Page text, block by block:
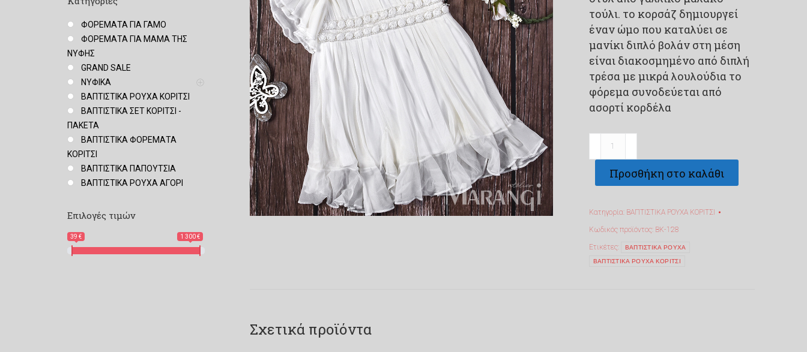
τούλι. το κορσάζ δημιουργεί
έναν ώμο που καταλύει σε
μανίκι διπλό βολάν στη μέση
είναι διακοσμημένο από διπλή
τρέσα με μικρά λουλούδια το
φόρεμα συνοδεύεται από
ασορτί κορδέλα
φορεματάκι
ΒΚ-128
Προσθήκη στο καλάθι
Κατηγορία: ΒΑΠΤΙΣΤΙΚΑ ΡΟΥΧΑ ΚΟΡΙΤΣΙ
Κωδικός προϊόντος: ΒΚ-128
Ετικέτες: ΒΑΠΤΙΣΤΙΚΑ ΡΟΥΧΑ
ΒΑΠΤΙΣΤΙΚΑ ΡΟΥΧΑ ΚΟΡΙΤΣΙ
Σχετικά προϊόντα
ΦΟΡΕΜΑΤΑ ΓΙΑ ΓΑΜΟ
ΦΟΡΕΜΑΤΑ ΓΙΑ ΜΑΜΑ ΤΗΣ
ΝΥΦΗΣ
GRAND SALE
ΝΥΦΙΚΑ
ΒΑΠΤΙΣΤΙΚΑ ΡΟΥΧΑ ΚΟΡΙΤΣΙ
ΒΑΠΤΙΣΤΙΚΑ ΣΕΤ ΚΟΡΙΤΣΙ -
ΠΑΚΕΤΑ
ΒΑΠΤΙΣΤΙΚΑ ΦΟΡΕΜΑΤΑ
ΚΟΡΙΤΣΙ
ΒΑΠΤΙΣΤΙΚΑ ΠΑΠΟΥΤΣΙΑ
ΒΑΠΤΙΣΤΙΚΑ ΡΟΥΧΑ ΑΓΟΡΙ
Επιλογές τιμών
39 € 1 300 €